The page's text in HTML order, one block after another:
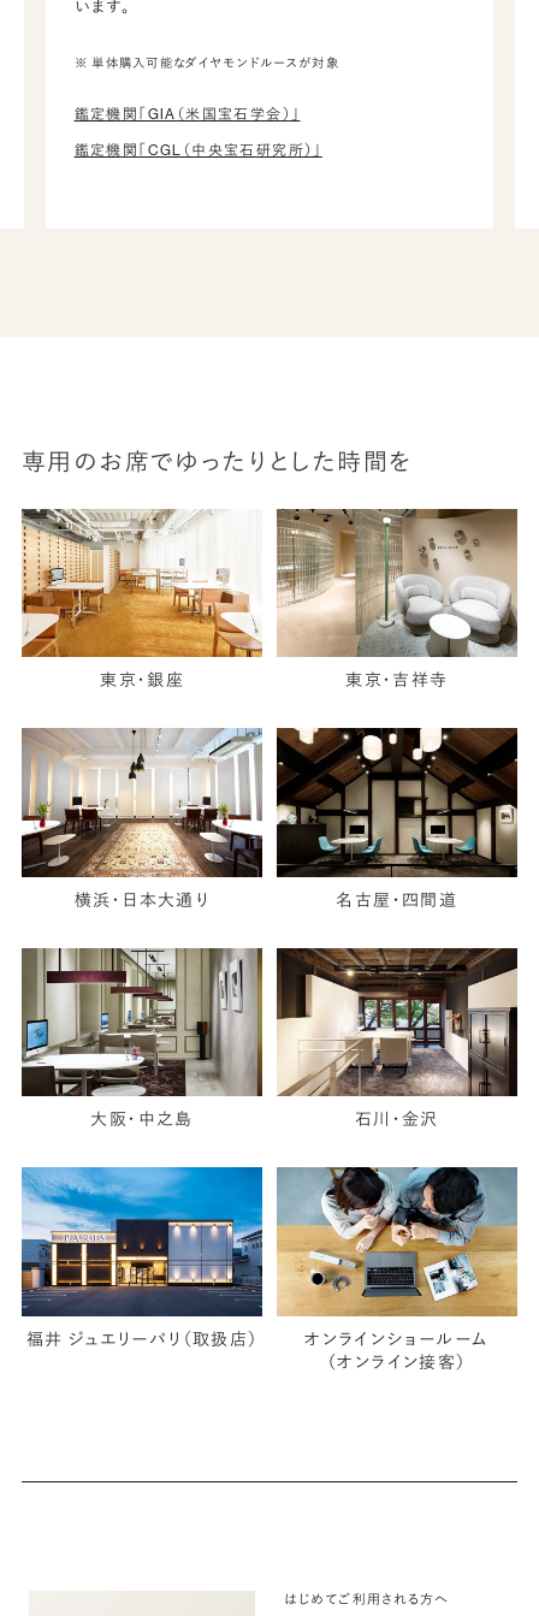
います。
※ 単体購入可能なダイヤモンドルースが対象
鑑定機関「GIA（米国宝石学会）」
鑑定機関「CGL（中央宝石研究所）」
専用のお席でゆったりとした時間を
東京・銀座 東京・吉祥寺
横浜・日本大通り 名古屋・四間道
大阪・中之島 石川・金沢
福井 ジュエリーパリ（取扱店）
オンラインショールーム
（オンライン接客）
はじめてご利用される方へ